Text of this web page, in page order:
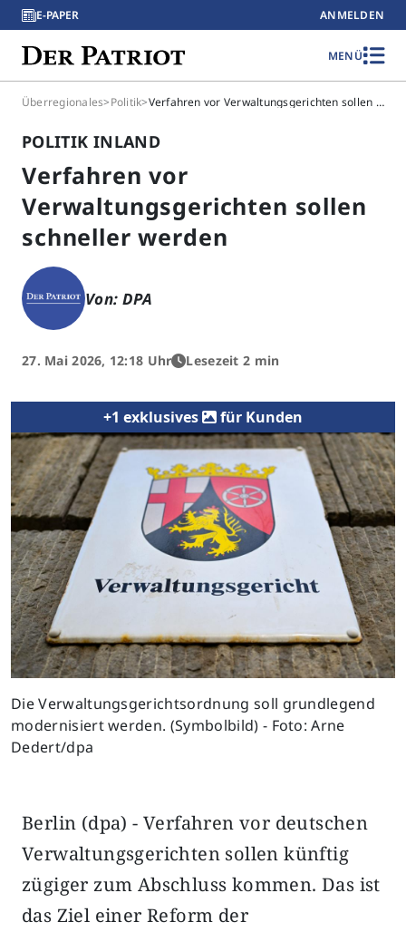
E-PAPER ANMELDEN
MENÜ
Überregionales>Politik> Verfahren vor Verwaltungsgerichten sollen schneller werden
POLITIK INLAND
Verfahren vor
Verwaltungsgerichten sollen
schneller werden
Von: DPA
27. Mai 2026, 12:18 Uhr Lesezeit 2 min
+1 exklusives für Kunden
Die Verwaltungsgerichtsordnung soll grundlegend
modernisiert werden. (Symbolbild) - Foto: Arne
Dedert/dpa
Berlin (dpa) - Verfahren vor deutschen
Verwaltungsgerichten sollen künftig
zügiger zum Abschluss kommen. Das ist
das Ziel einer Reform der